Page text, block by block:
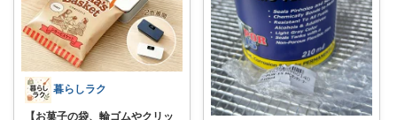
暮らしラク
【お菓子の袋、輪ゴムやクリッ